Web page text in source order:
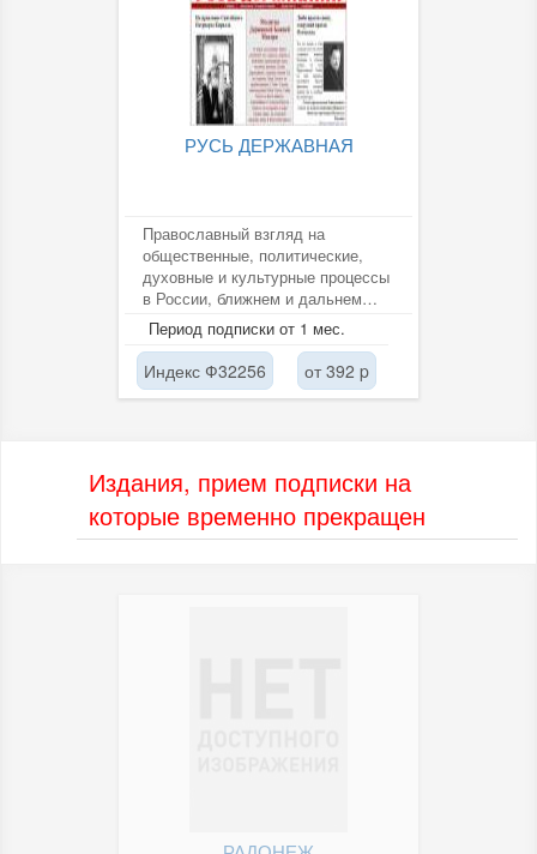
РУСЬ ДЕРЖАВНАЯ
Православный взгляд на
общественные, политические,
духовные и культурные процессы
в России, ближнем и дальнем
зарубежье.
Период подписки от 1 мес.
Индекс Ф32256 от 392 p
Издания, прием подписки на
которые временно прекращен